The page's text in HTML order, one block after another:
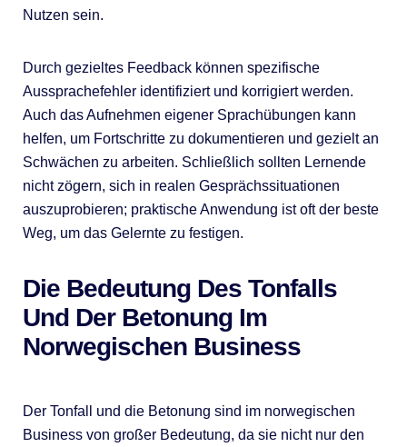
Nutzen sein.
Durch gezieltes Feedback können spezifische
Aussprachefehler identifiziert und korrigiert werden.
Auch das Aufnehmen eigener Sprachübungen kann
helfen, um Fortschritte zu dokumentieren und gezielt an
Schwächen zu arbeiten. Schließlich sollten Lernende
nicht zögern, sich in realen Gesprächssituationen
auszuprobieren; praktische Anwendung ist oft der beste
Weg, um das Gelernte zu festigen.
Die Bedeutung Des Tonfalls
Und Der Betonung Im
Norwegischen Business
Der Tonfall und die Betonung sind im norwegischen
Business von großer Bedeutung, da sie nicht nur den